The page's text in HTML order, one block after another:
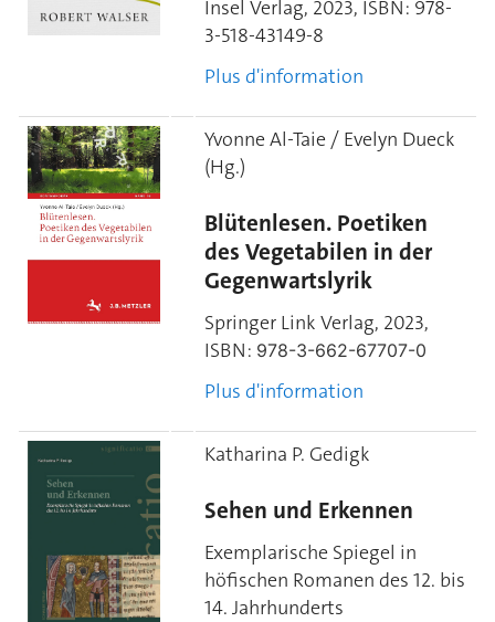
Insel Verlag, 2023, ISBN: 978-
3-518-43149-8
Plus d'information
Yvonne Al-Taie / Evelyn Dueck
(Hg.)
Blütenlesen. Poetiken
des Vegetabilen in der
Gegenwartslyrik
Springer Link Verlag, 2023,
ISBN: 978-3-662-67707-0
Plus d'information
Katharina P. Gedigk
Sehen und Erkennen
Exemplarische Spiegel in
höfischen Romanen des 12. bis
14. Jahrhunderts